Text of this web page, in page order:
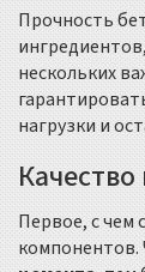
Прочность
нескольких
нагрузки и
Первое, с чем